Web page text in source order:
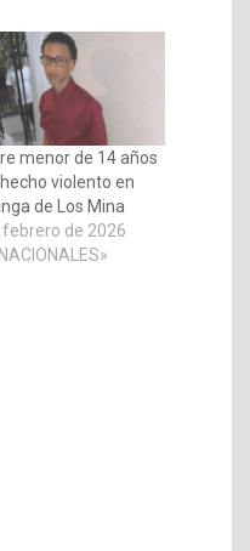
menor de 14 años
violento en
de Los Mina
febrero de 2026